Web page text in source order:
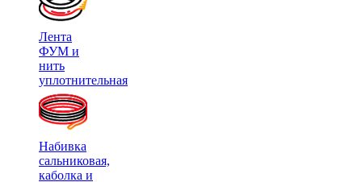
Лента
ФУМ и
нить
уплотнительная
Набивка
сальниковая,
каболка и